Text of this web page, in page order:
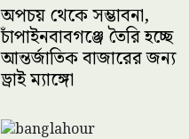
অপচয় থেকে সম্ভাবনা,
চাঁপাইনবাবগঞ্জে তৈরি হচ্ছে
আন্তর্জাতিক বাজারের জন্য
ড্রাই ম্যাঙ্গো